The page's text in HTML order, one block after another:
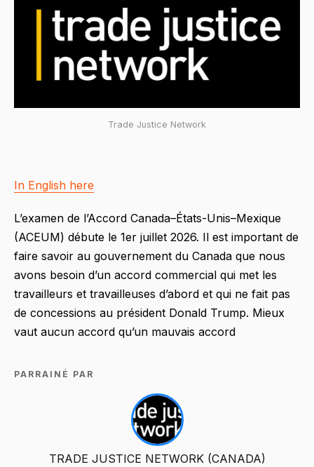
Trade Justice Network
In English here
L’examen de l’Accord Canada–États-Unis–Mexique
(ACEUM) débute le 1er juillet 2026. Il est important de
faire savoir au gouvernement du Canada que nous
avons besoin d’un accord commercial qui met les
travailleurs et travailleuses d’abord et qui ne fait pas
de concessions au président Donald Trump. Mieux
vaut aucun accord qu’un mauvais accord
PARRAINÉ PAR
TRADE JUSTICE NETWORK (CANADA)